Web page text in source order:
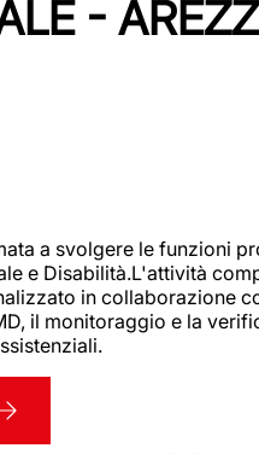
-
a svolgere le funzioni
e Disabilità.L'attività
in collaborazione
il monitoraggio e la